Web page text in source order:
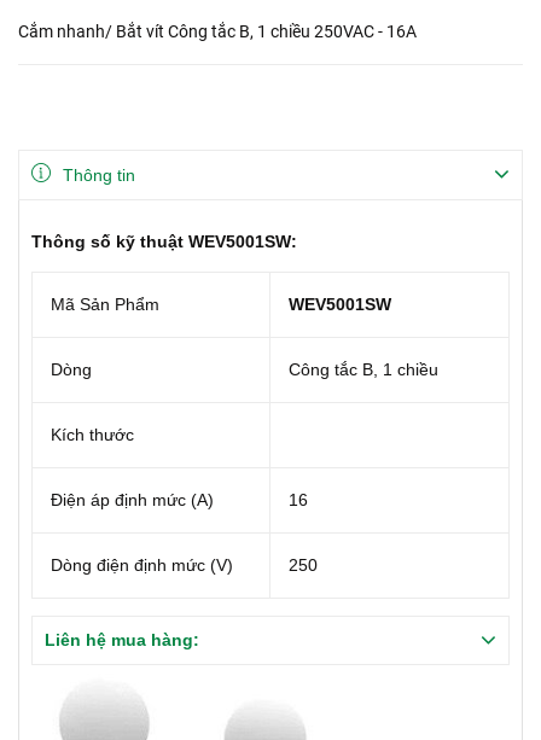
Cắm nhanh/ Bắt vít Công tắc B, 1 chiều 250VAC - 16A
Thông tin
Thông số kỹ thuật WEV5001SW:
Mã Sản Phẩm WEV5001SW
Dòng Công tắc B, 1 chiều
Kích thước
Điện áp định mức (A) 16
Dòng điện định mức (V) 250
Liên hệ mua hàng: